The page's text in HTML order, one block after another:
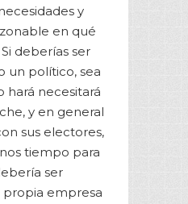
y
en qué
deberías ser
un político, sea
hará necesitará
y en general
sus electores,
tiempo para
ser
empresa